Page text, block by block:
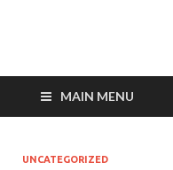
MAIN MENU
UNCATEGORIZED